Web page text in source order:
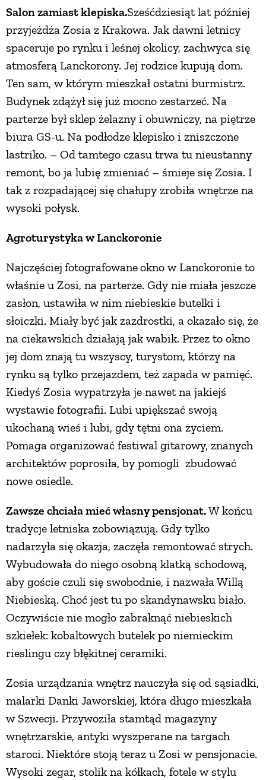
Salon zamiast klepiska.Sześćdziesiąt lat później
przyjeżdża Zosia z Krakowa. Jak dawni letnicy
spaceruje po rynku i leśnej okolicy, zachwyca się
atmosferą Lanckorony. Jej rodzice kupują dom.
Ten sam, w którym mieszkał ostatni burmistrz.
Budynek zdążył się już mocno zestarzeć. Na
parterze był sklep żelazny i obuwniczy, na piętrze
biura GS-u. Na podłodze klepisko i zniszczone
lastriko. – Od tamtego czasu trwa tu nieustanny
remont, bo ja lubię zmieniać – śmieje się Zosia. I
tak z rozpadającej się chałupy zrobiła wnętrze na
wysoki połysk.
Agroturystyka w Lanckoronie
Najczęściej fotografowane okno w Lanckoronie to
właśnie u Zosi, na parterze. Gdy nie miała jeszcze
zasłon, ustawiła w nim niebieskie butelki i
słoiczki. Miały być jak zazdrostki, a okazało się, że
na ciekawskich działają jak wabik. Przez to okno
jej dom znają tu wszyscy, turystom, którzy na
rynku są tylko przejazdem, też zapada w pamięć.
Kiedyś Zosia wypatrzyła je nawet na jakiejś
wystawie fotografii. Lubi upiększać swoją
ukochaną wieś i lubi, gdy tętni ona życiem.
Pomaga organizować festiwal gitarowy, znanych
architektów poprosiła, by pomogli zbudować
nowe osiedle.
Zawsze chciała mieć własny pensjonat.W końcu
tradycje letniska zobowiązują. Gdy tylko
nadarzyła się okazja, zaczęła remontować strych.
Wybudowała do niego osobną klatką schodową,
aby goście czuli się swobodnie, i nazwała Willą
Niebieską. Choć jest tu po skandynawsku biało.
Oczywiście nie mogło zabraknąć niebieskich
szkiełek: kobaltowych butelek po niemieckim
rieslingu czy błękitnej ceramiki.
Zosia urządzania wnętrz nauczyła się od sąsiadki,
malarki Danki Jaworskiej, która długo mieszkała
w Szwecji. Przywoziła stamtąd magazyny
wnętrzarskie, antyki wyszperane na targach
staroci. Niektóre stoją teraz u Zosi w pensjonacie.
Wysoki zegar, stolik na kółkach, fotele w stylu